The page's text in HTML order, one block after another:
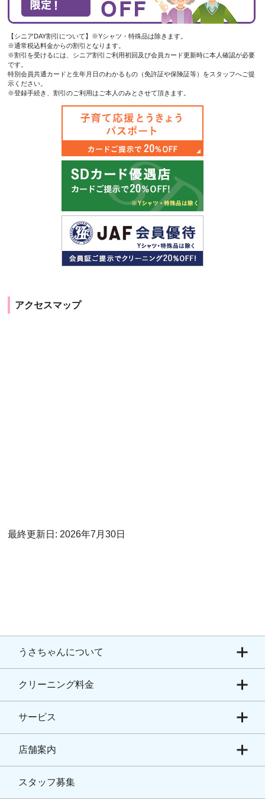
【シニアDAY割引について】※Yシャツ・特殊品は除きます。
※通常税込料金からの割引となります。
※割引を受けるには、シニア割引ご利用初回及び会員カード更新時に本人確認が必要
です。
特別会員共通カードと生年月日のわかるもの（免許証や保険証等）をスタッフへご提
示ください。
※登録手続き、割引のご利用はご本人のみとさせて頂きます。
アクセスマップ
最終更新日: 2026年7月30日
うさちゃんについて
クリーニング料金
サービス
店舗案内
スタッフ募集